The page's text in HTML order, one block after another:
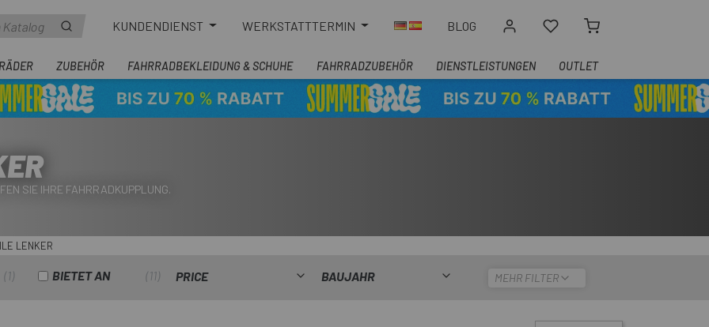
KUNDENDIENST WERKSTATTTERMIN BLOG
RÄDER ZUBEHÖR FAHRRADBEKLEIDUNG & SCHUHE FAHRRADZUBEHÖR DIENSTLEISTUNGEN OUTLET
SIE IHRE FAHRRADKUPPLUNG.
LENKER
1 BIETET AN 11 PRICE BAUJAHR MEHR FILTER